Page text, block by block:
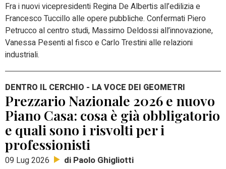
Fra i nuovi vicepresidenti Regina De Albertis all’edilizia e
Francesco Tuccillo alle opere pubbliche. Confermati Piero
Petrucco al centro studi, Massimo Deldossi all’innovazione,
Vanessa Pesenti al fisco e Carlo Trestini alle relazioni
industriali.
DENTRO IL CERCHIO - LA VOCE DEI GEOMETRI
Prezzario Nazionale 2026 e nuovo
Piano Casa: cosa è già obbligatorio
e quali sono i risvolti per i
professionisti
09 Lug 2026 di Paolo Ghigliotti